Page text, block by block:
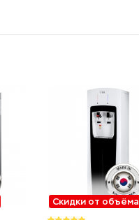
Скидки от объёма